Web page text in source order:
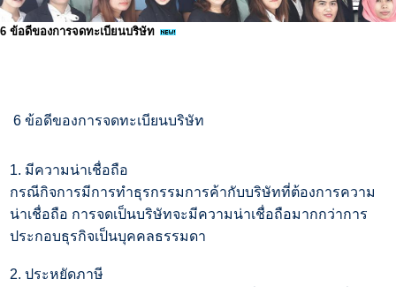
6 ข้อดีของการจดทะเบียนบริษัท
6 ข้อดีของการจดทะเบียนบริษัท
1. มีความน่าเชื่อถือ
กรณีกิจการมีการทำธุรกรรมการค้ากับบริษัทที่ต้องการความ
น่าเชื่อถือ การจดเป็นบริษัทจะมีความน่าเชื่อถือมากกว่าการ
ประกอบธุรกิจเป็นบุคคลธรรมดา
2.ประหยัดภาษี